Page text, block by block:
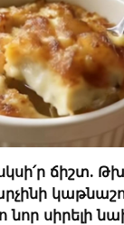
ճիշտ.
նոր սիրելի